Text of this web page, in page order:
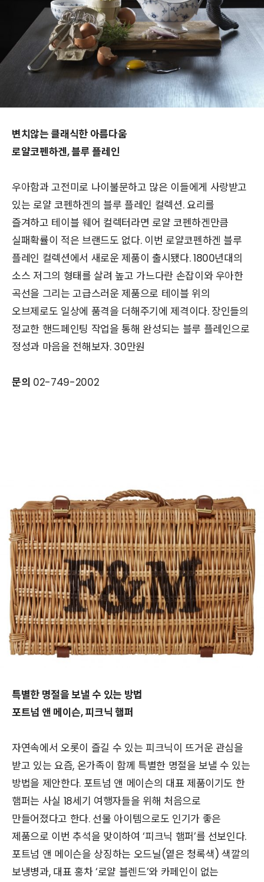
변치않는 클래식한 아름다움
로얄코펜하겐, 블루 플레인
우아함과 고전미로 나이불문하고 많은 이들에게 사랑받고
있는 로얄 코펜하겐의 블루 플레인 컬렉션. 요리를
즐겨하고 테이블 웨어 컬렉터라면 로얄 코펜하겐만큼
실패확률이 적은 브랜드도 없다. 이번 로얄코펜하겐 블루
플레인 컬렉션에서 새로운 제품이 출시됐다. 1800년대의
소스 저그의 형태를 살려 높고 가느다란 손잡이와 우아한
곡선을 그리는 고급스러운 제품으로 테이블 위의
오브제로도 일상에 품격을 더해주기에 제격이다. 장인들의
정교한 핸드페인팅 작업을 통해 완성되는 블루 플레인으로
정성과 마음을 전해보자. 30만원
문의 02-749-2002
특별한 명절을 보낼 수 있는 방법
포트넘 앤 메이슨, 피크닉 햄퍼
자연속에서 오롯이 즐길 수 있는 피크닉이 뜨거운 관심을
받고 있는 요즘, 온가족이 함께 특별한 명절을 보낼 수 있는
방법을 제안한다. 포트넘 앤 메이슨의 대표 제품이기도 한
햄퍼는 사실 18세기 여행자들을 위해 처음으로
만들어졌다고 한다. 선물 아이템으로도 인기가 좋은
제품으로 이번 추석을 맞이하여 ‘피크닉 햄퍼’를 선보인다.
포트넘 앤 메이슨을 상징하는 오드닐(옅은 청록색) 색깔의
보냉병과, 대표 홍차 ‘로얄 블렌드’와 카페인이 없는